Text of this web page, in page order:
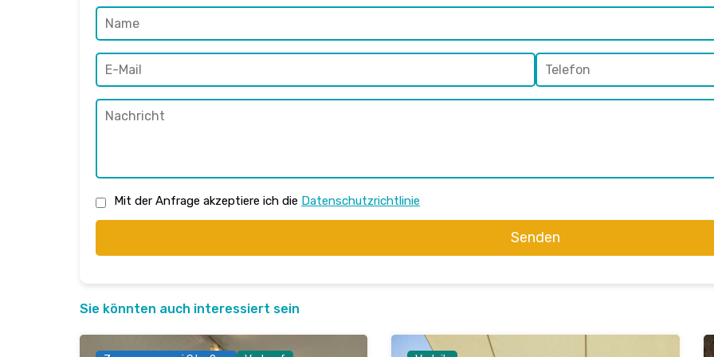
Mit der Anfrage akzeptiere ich die Datenschutzrichtlinie
Senden
Sie könnten auch interessiert sein